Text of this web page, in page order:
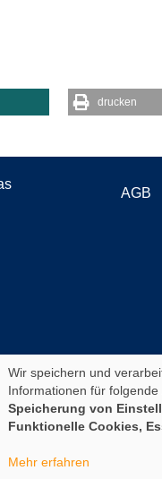
drucken
AGB
Wir speichern und
Informationen für folgende
Speicherung von
Funktionelle Cookies,
Mehr erfahren